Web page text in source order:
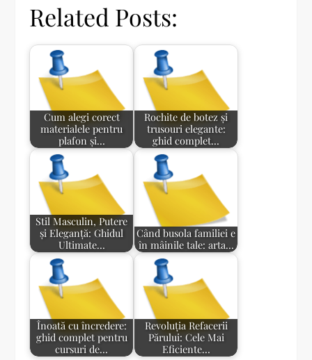
Related Posts:
Cum alegi corect
materialele pentru
plafon și…
Rochite de botez și
trusouri elegante:
ghid complet…
Stil Masculin, Putere
și Eleganță: Ghidul
Ultimate…
Când busola familiei e
în mâinile tale: arta…
Înoată cu încredere:
ghid complet pentru
cursuri de…
Revoluția Refacerii
Părului: Cele Mai
Eficiente…